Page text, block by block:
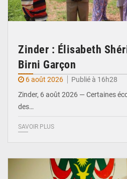
Zinder : Élisabeth
Birni Garçon
6 août 2026
Publié à 16h28
Zinder, 6 août 2026 — Certaines
des…
SAVOIR PLUS